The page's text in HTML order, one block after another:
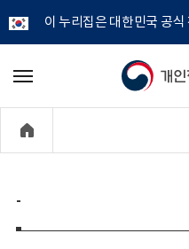
이 누리집은 대한민국 공
개
정
보
메
기
-